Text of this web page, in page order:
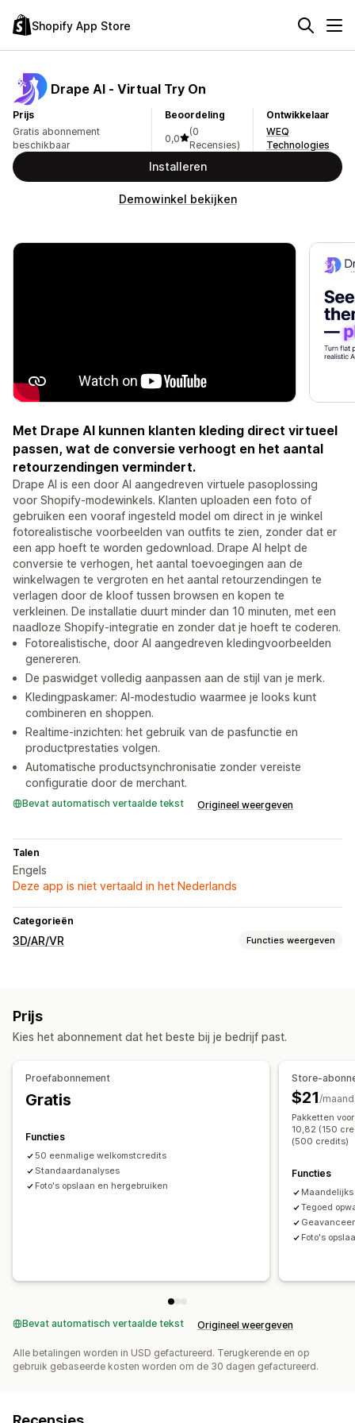
Shopify App Store
Drape AI ‑ Virtual Try On
Prijs
Gratis abonnement
beschikbaar
Beoordeling
0,0
(0
Recensies)
Ontwikkelaar
WEQ
Technologies
Installeren
Demowinkel bekijken
Met Drape AI kunnen klanten kleding direct virtueel
passen, wat de conversie verhoogt en het aantal
retourzendingen vermindert.
Drape AI is een door AI aangedreven virtuele pasoplossing
voor Shopify-modewinkels. Klanten uploaden een foto of
gebruiken een vooraf ingesteld model om direct in je winkel
fotorealistische voorbeelden van outfits te zien, zonder dat er
een app hoeft te worden gedownload. Drape AI helpt de
conversie te verhogen, het aantal toevoegingen aan de
winkelwagen te vergroten en het aantal retourzendingen te
verlagen door de kloof tussen browsen en kopen te
verkleinen. De installatie duurt minder dan 10 minuten, met een
naadloze Shopify-integratie en zonder dat je hoeft te coderen.
Fotorealistische, door AI aangedreven kledingvoorbeelden
genereren.
De paswidget volledig aanpassen aan de stijl van je merk.
Kledingpaskamer: AI-modestudio waarmee je looks kunt
combineren en shoppen.
Realtime-inzichten: het gebruik van de pasfunctie en
productprestaties volgen.
Automatische productsynchronisatie zonder vereiste
configuratie door de merchant.
Bevat automatisch vertaalde tekst Origineel weergeven
Talen
Engels
Deze app is niet vertaald in het Nederlands
Categorieën
3D/AR/VR Functies weergeven
Prijs
Kies het abonnement dat het beste bij je bedrijf past.
Proefabonnement
Gratis
Functies
50 eenmalige welkomstcredits
Standaardanalyses
Foto's opslaan en hergebruiken
Store-
$21/maand
Pakketten
10,82 (150
(500 credits)
Functies
Tegoed
Foto's
Bevat automatisch vertaalde tekst Origineel weergeven
Alle betalingen worden in USD gefactureerd. Terugkerende en op
gebruik gebaseerde kosten worden om de 30 dagen gefactureerd.